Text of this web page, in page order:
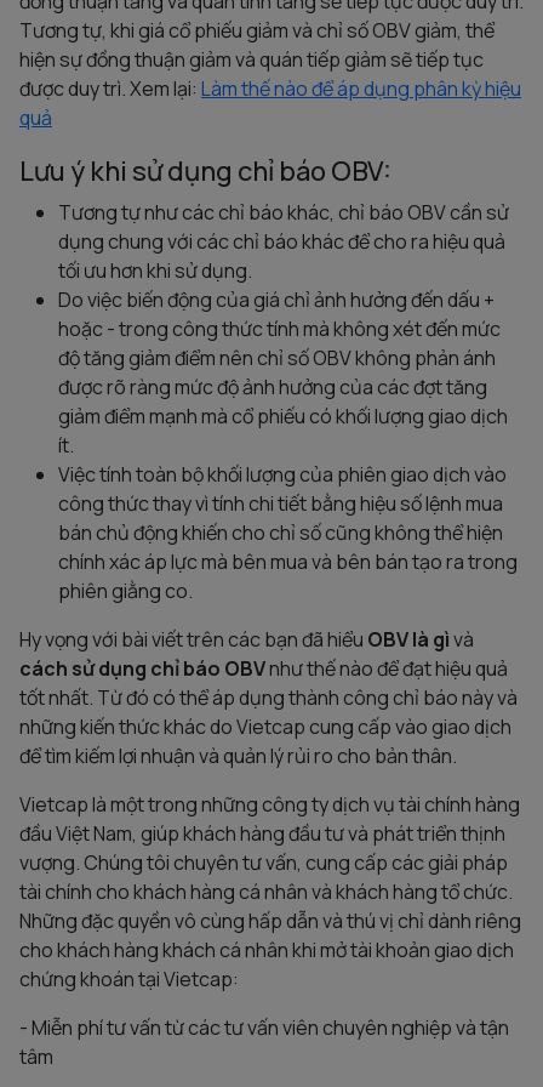
Tương tự, khi giá cổ phiếu giảm và chỉ số OBV giảm, thể
hiện sự đồng thuận giảm và quán tiếp giảm sẽ tiếp tục
được duy trì. Xem lại: Làm thế nào để áp dụng phân kỳ hiệu
quả
Lưu ý khi sử dụng chỉ báo OBV:
Tương tự như các chỉ báo khác, chỉ báo OBV cần sử
dụng chung với các chỉ báo khác để cho ra hiệu quả
tối ưu hơn khi sử dụng.
Do việc biến động của giá chỉ ảnh hưởng đến dấu +
hoặc - trong công thức tính mà không xét đến mức
độ tăng giảm điểm nên chỉ số OBV không phản ánh
được rõ ràng mức độ ảnh hưởng của các đợt tăng
giảm điểm mạnh mà cổ phiếu có khối lượng giao dịch
ít.
Việc tính toàn bộ khối lượng của phiên giao dịch vào
công thức thay vì tính chi tiết bằng hiệu số lệnh mua
bán chủ động khiến cho chỉ số cũng không thể hiện
chính xác áp lực mà bên mua và bên bán tạo ra trong
phiên giằng co.
Hy vọng với bài viết trên các bạn đã hiểu OBV là gìvà
cách sử dụng chỉ báo OBVnhư thế nào để đạt hiệu quả
tốt nhất. Từ đó có thể áp dụng thành công chỉ báo này và
những kiến thức khác do Vietcap cung cấp vào giao dịch
để tìm kiếm lợi nhuận và quản lý rủi ro cho bản thân.
Vietcap là một trong những công ty dịch vụ tài chính hàng
đầu Việt Nam, giúp khách hàng đầu tư và phát triển thịnh
vượng. Chúng tôi chuyên tư vấn, cung cấp các giải pháp
tài chính cho khách hàng cá nhân và khách hàng tổ chức.
Những đặc quyền vô cùng hấp dẫn và thú vị chỉ dành riêng
cho khách hàng khách cá nhân khi mở tài khoản giao dịch
chứng khoán tại Vietcap:
- Miễn phí tư vấn từ các tư vấn viên chuyên nghiệp và tận
tâm